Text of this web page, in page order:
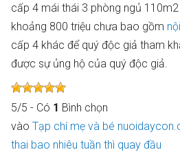
cấp 4 mái thái 3 phòng ngủ
khoảng 800 triệu chưa bao gồm
cấp 4 khác để quý độc giả tham
được sự ủng hộ của quý độc giả.
5/5 - Có 1 Bình chọn
vào Tạp chí mẹ và bé
thai bao nhiêu tuần thì quay đầu